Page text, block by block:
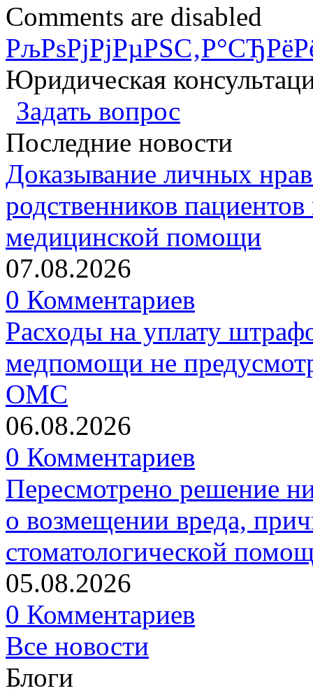
Comments are disabled
Юридическая
Задать вопрос
Последние новости
Доказывание личных
родственников
медицинской помощи
07.08.2026
0 Комментариев
Расходы на уплату
медпомощи не
ОМС
06.08.2026
0 Комментариев
Пересмотрено решение
о возмещении вреда,
стоматологической
05.08.2026
0 Комментариев
Все новости
Блоги